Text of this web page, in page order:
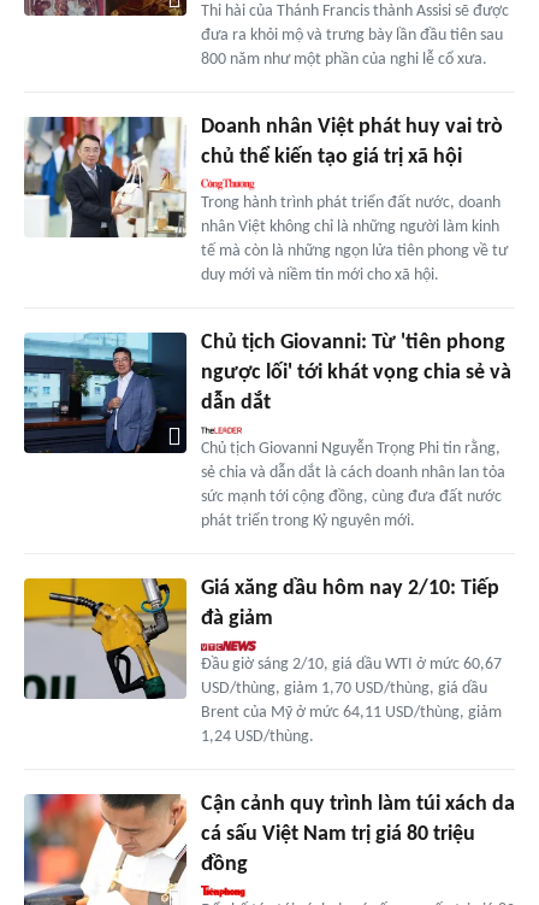
Thi hài của Thánh Francis thành Assisi sẽ được
đưa ra khỏi mộ và trưng bày lần đầu tiên sau
800 năm như một phần của nghi lễ cổ xưa.
Doanh nhân Việt phát huy vai trò
chủ thể kiến tạo giá trị xã hội
Trong hành trình phát triển đất nước, doanh
nhân Việt không chỉ là những người làm kinh
tế mà còn là những ngọn lửa tiên phong về tư
duy mới và niềm tin mới cho xã hội.
Chủ tịch Giovanni: Từ 'tiên phong
ngược lối' tới khát vọng chia sẻ và
dẫn dắt
Chủ tịch Giovanni Nguyễn Trọng Phi tin rằng,
sẻ chia và dẫn dắt là cách doanh nhân lan tỏa
sức mạnh tới cộng đồng, cùng đưa đất nước
phát triển trong Kỷ nguyên mới.
Giá xăng dầu hôm nay 2/10: Tiếp
đà giảm
Đầu giờ sáng 2/10, giá dầu WTI ở mức 60,67
USD/thùng, giảm 1,70 USD/thùng, giá dầu
Brent của Mỹ ở mức 64,11 USD/thùng, giảm
1,24 USD/thùng.
Cận cảnh quy trình làm túi xách da
cá sấu Việt Nam trị giá 80 triệu
đồng